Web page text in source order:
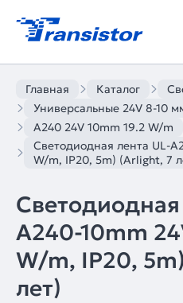
Главная Каталог
Универсальные 24V 8-10
A240 24V 10mm 19.2 W/m
Светодиодная лента UL-
W/m, IP20, 5m) (Arlight, 7
Светодиодная
A240-10mm
W/m, IP20,
лет)